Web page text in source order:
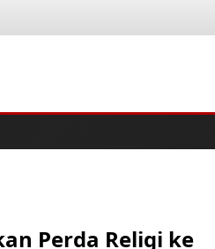
Perda Religi ke